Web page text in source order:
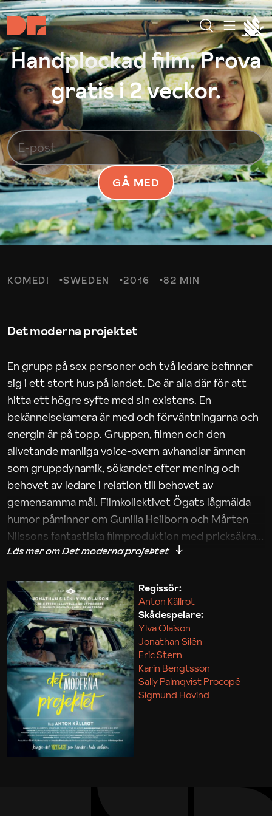
Handplockad film. Prova
gratis i 2 veckor.
GÅ MED
KOMEDI SWEDEN 2016 82 MIN
Det moderna projektet
En grupp på sex personer och två ledare befinner
sig i ett stort hus på landet. De är alla där för att
hitta ett högre syfte med sin existens. En
bekännelsekamera är med och förväntningarna och
energin är på topp. Gruppen, filmen och den
allvetande manliga voice-overn avhandlar ämnen
som gruppdynamik, sökandet efter mening och
behovet av ledare i relation till behovet av
gemensamma mål. Filmkollektivet Ögats lågmälda
humor påminner om Gunilla Heilborn och Mårten
Nilssons fantastiska filmproduktion med pricksäkra
iakttagelser om hur svårt det kan vara att omsätta
Maja Kekonius
Regissör:
Anton Källrot
Skådespelare:
Ylva Olaison
Jonathan Silén
Eric Stern
Karin Bengtsson
Sally Palmqvist Procopé
Sigmund Hovind